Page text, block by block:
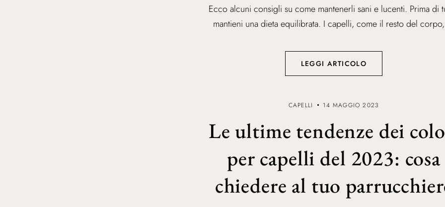
Ecco alcuni consigli su come mantenerli sani e lucenti. Prima di
mantieni una dieta equilibrata. I capelli, come il resto del
LEGGI ARTICOLO
CAPELLI 14 MAGGIO 2023
Le ultime tendenze dei
per capelli del 2023: cosa
chiedere al tuo